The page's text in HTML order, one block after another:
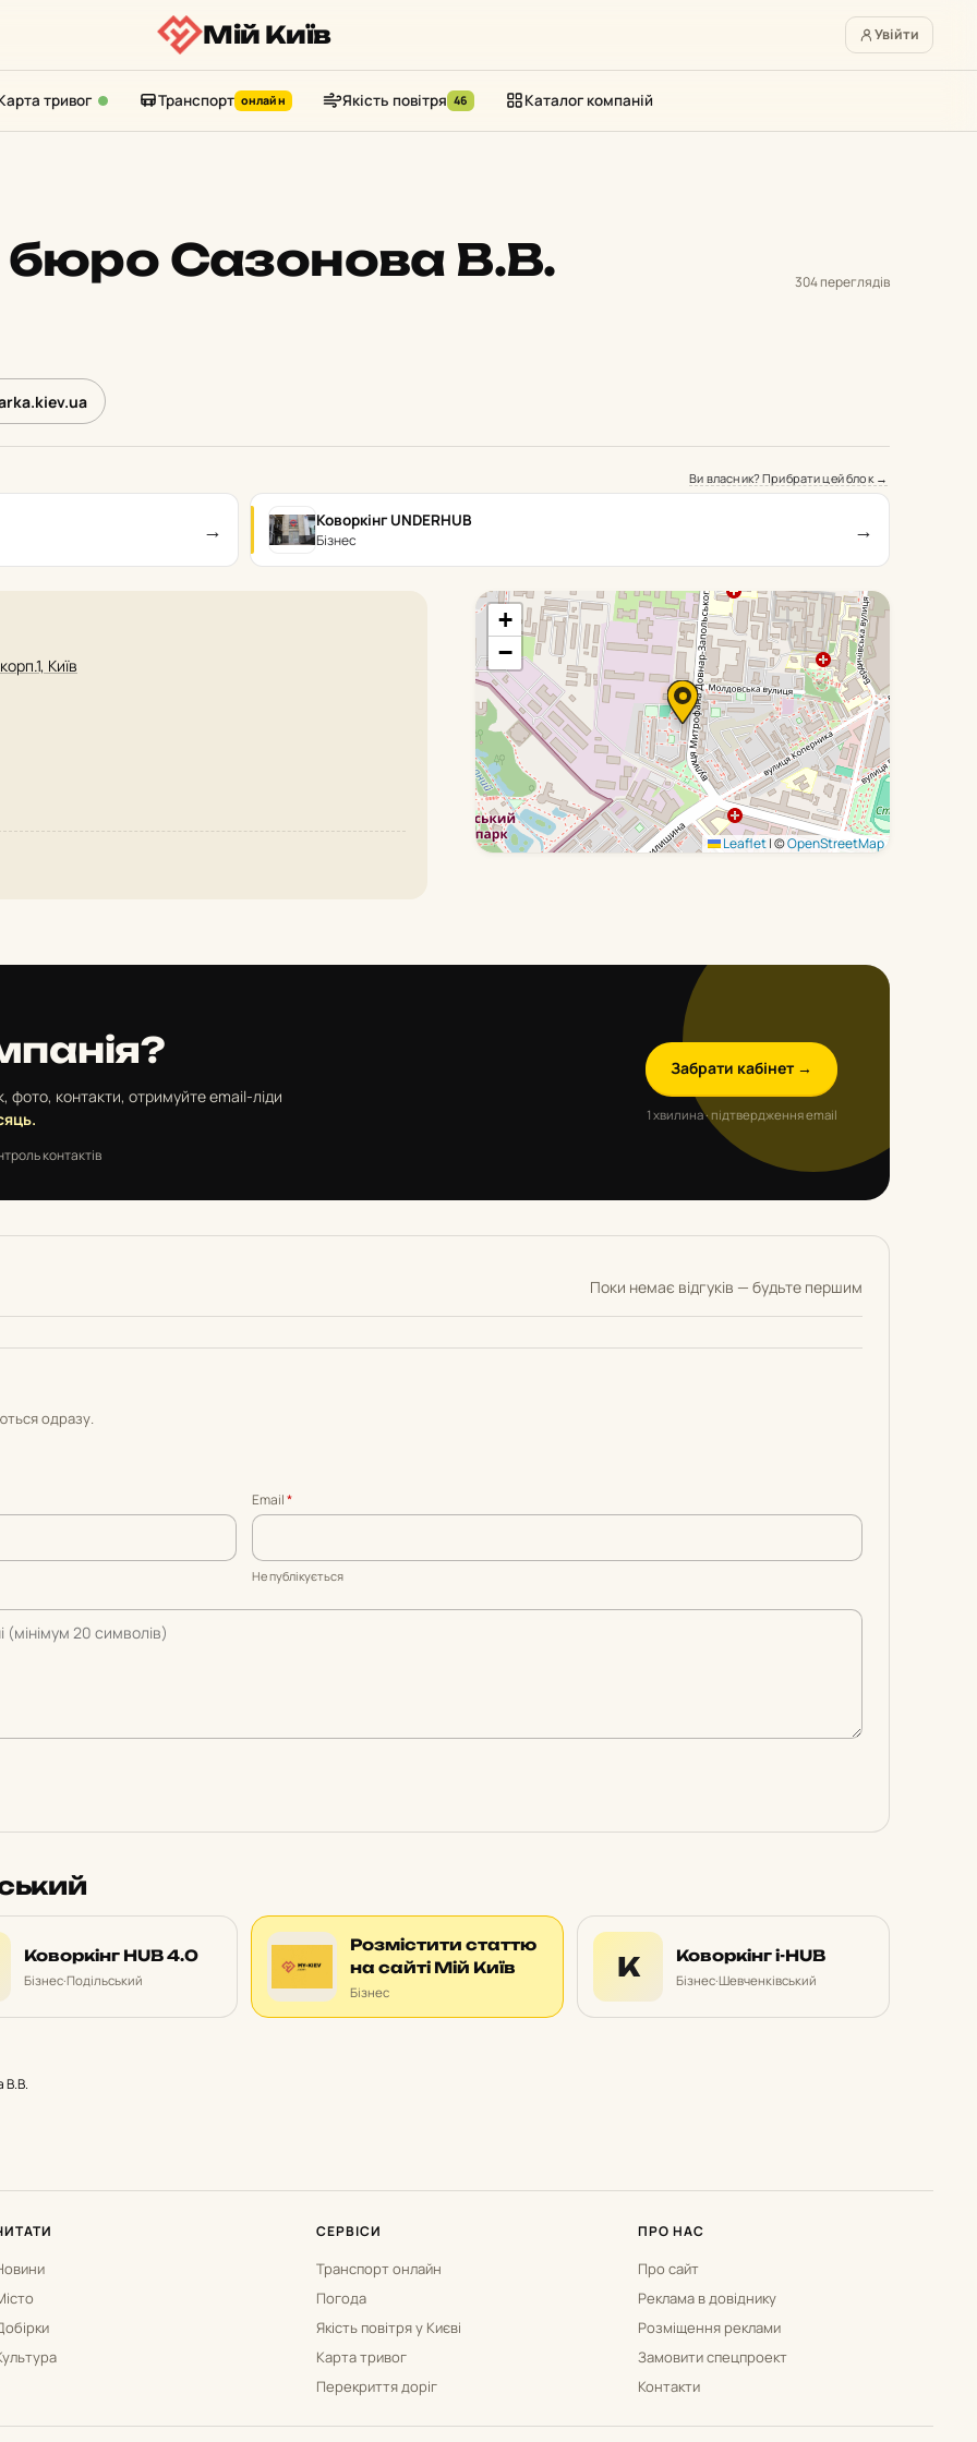
Мій Київ Увійти
тривог Транспорт онлайн Якість повітря 46 Каталог компаній
бюро Сазонова В.В. 304 переглядів
Ви власник? Прибрати цей блок →
→ Коворкінг UNDERHUB
Бізнес →
Київ
+
−
Leaflet|©OpenStreetMap
фото, контакти, отримуйте email-ліди
контактів
Забрати кабінет →
1 хвилина · підтвердження email
Поки немає відгуків — будьте першим
одразу.
Email*
Не публікується
Коворкінг HUB 4.0
Бізнес·Подільський
Розмістити статтю
на сайті Мій Київ
Бізнес
К Коворкінг i-HUB
Бізнес·Шевченківський
В.В.
СЕРВІСИ
Транспорт онлайн
Погода
Якість повітря у Києві
Карта тривог
Перекриття доріг
ПРО НАС
Про сайт
Реклама в довіднику
Розміщення реклами
Замовити спецпроект
Контакти